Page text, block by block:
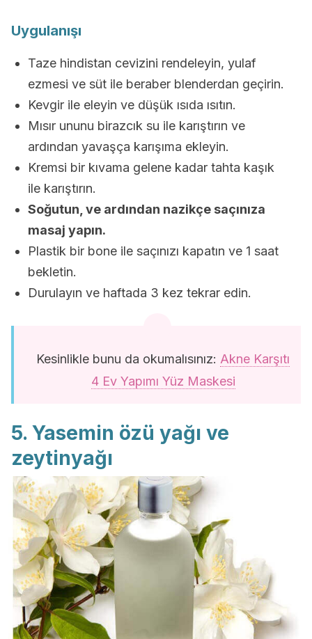
Uygulanışı
Taze hindistan cevizini rendeleyin, yulaf
ezmesi ve süt ile beraber blenderdan geçirin.
Kevgir ile eleyin ve düşük ısıda ısıtın.
Mısır ununu birazcık su ile karıştırın ve
ardından yavaşça karışıma ekleyin.
Kremsi bir kıvama gelene kadar tahta kaşık
ile karıştırın.
Soğutun, ve ardından nazikçe saçınıza
masaj yapın.
Plastik bir bone ile saçınızı kapatın ve 1 saat
bekletin.
Durulayın ve haftada 3 kez tekrar edin.
Kesinlikle bunu da okumalısınız: Akne Karşıtı
4 Ev Yapımı Yüz Maskesi
5. Yasemin özü yağı ve
zeytinyağı